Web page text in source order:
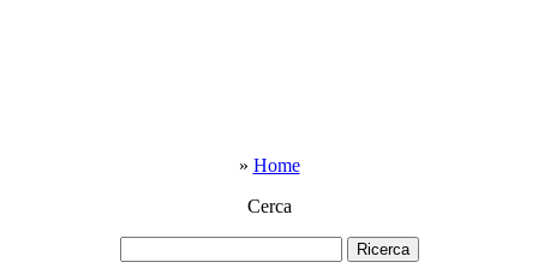
» Home
Cerca